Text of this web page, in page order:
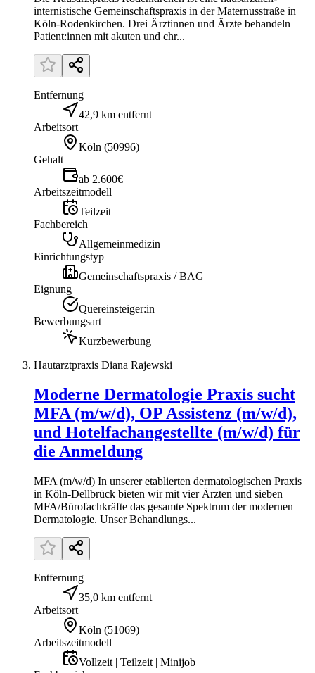
internistische Gemeinschaftspraxis in der Maternusstraße in
Köln-Rodenkirchen. Drei Ärztinnen und Ärzte behandeln
Patient:innen mit akuten und chr...
Entfernung
42,9 km entfernt
Arbeitsort
Köln (50996)
Gehalt
ab 2.600€
Arbeitszeitmodell
Teilzeit
Fachbereich
Allgemeinmedizin
Einrichtungstyp
Gemeinschaftspraxis / BAG
Eignung
Quereinsteiger:in
Bewerbungsart
Kurzbewerbung
Hautarztpraxis Diana Rajewski
Moderne Dermatologie Praxis sucht
MFA (m/w/d), OP Assistenz (m/w/d),
und Hotelfachangestellte (m/w/d) für
die Anmeldung
MFA (m/w/d) In unserer etablierten dermatologischen Praxis
in Köln-Dellbrück bieten wir mit vier Ärzten und sieben
MFA/Bürofachkräfte das gesamte Spektrum der modernen
Dermatologie. Unser Behandlungs...
Entfernung
35,0 km entfernt
Arbeitsort
Köln (51069)
Arbeitszeitmodell
Vollzeit | Teilzeit | Minijob